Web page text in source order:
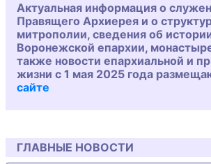
Актуальная информация о
Правящего Архиерея и о
митрополии, сведения об
Воронежской епархии,
также новости епархиальной и
жизни с 1 мая 2025 года
сайте
ГЛАВНЫЕ НОВОСТИ